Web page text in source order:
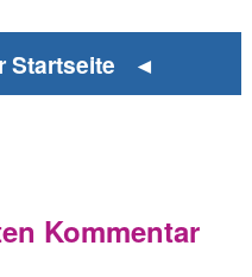
Startseite ◄
Kommentar